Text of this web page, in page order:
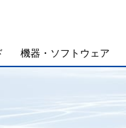
機器・ソフトウェア